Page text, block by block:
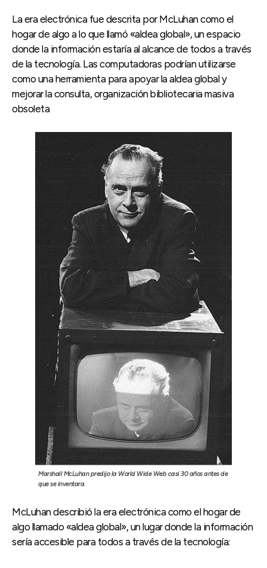
La era electrónica fue descrita por McLuhan como el
hogar de algo a lo que llamó «aldea global», un espacio
donde la información estaría al alcance de todos a través
de la tecnología. Las computadoras podrían utilizarse
como una herramienta para apoyar la aldea global y
mejorar la consulta, organización bibliotecaria masiva
obsoleta
Marshall McLuhan predijo la World Wide Web casi 30 años antes de
que se inventara.
McLuhan describió la era electrónica como el hogar de
algo llamado «aldea global», un lugar donde la información
sería accesible para todos a través de la tecnología: